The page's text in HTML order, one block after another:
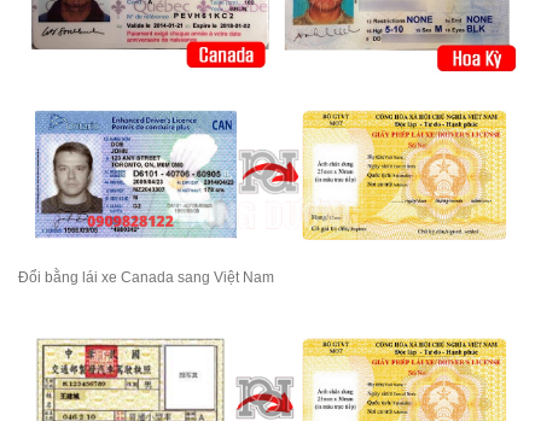
Đổi bằng lái xe Canada sang Việt Nam